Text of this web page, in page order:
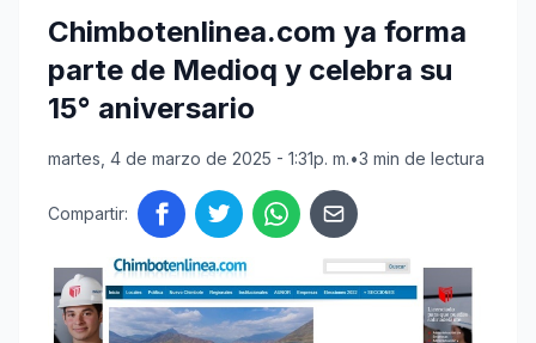
Chimbotenlinea.com ya forma
parte de Medioq y celebra su
15° aniversario
martes, 4 de marzo de 2025 - 1:31p. m.•3 min de lectura
Compartir: